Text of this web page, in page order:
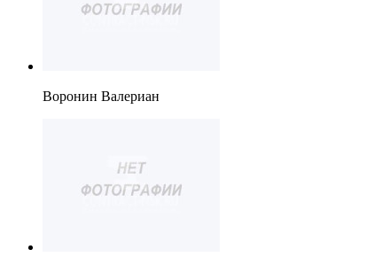
Воронин Валериан